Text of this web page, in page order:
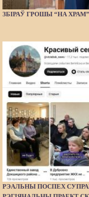
ЗБІРАЎ ГРОШЫ “НА
РЭАЛЬНЫ ПОСПЕХ